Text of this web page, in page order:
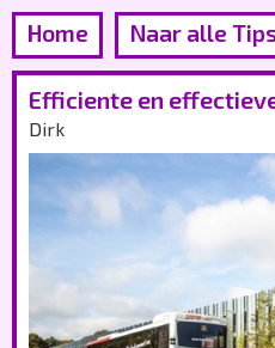
Home Naar alle
Efficiente en
Dirk